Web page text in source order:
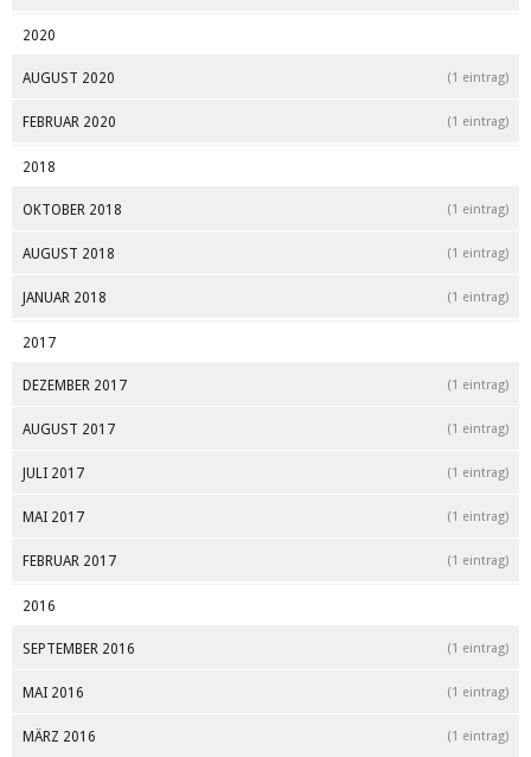
2020
AUGUST 2020 (1 eintrag)
FEBRUAR 2020 (1 eintrag)
2018
OKTOBER 2018 (1 eintrag)
AUGUST 2018 (1 eintrag)
JANUAR 2018 (1 eintrag)
2017
DEZEMBER 2017 (1 eintrag)
AUGUST 2017 (1 eintrag)
JULI 2017 (1 eintrag)
MAI 2017 (1 eintrag)
FEBRUAR 2017 (1 eintrag)
2016
SEPTEMBER 2016 (1 eintrag)
MAI 2016 (1 eintrag)
MÄRZ 2016 (1 eintrag)